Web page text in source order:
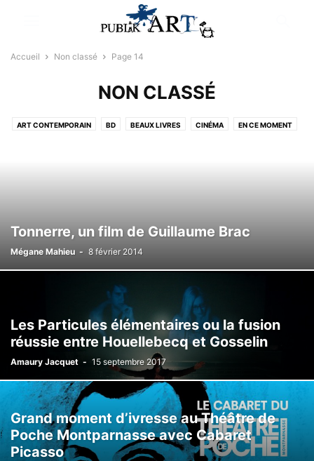
Accueil Non classé Page 14
NON CLASSÉ
ART CONTEMPORAIN BD BEAUX LIVRES CINÉMA EN CE MOMENT
Tonnerre, un film de Guillaume Brac
Mégane Mahieu - 8 février 2014
Les Particules élémentaires ou la fusion
réussie entre Houellebecq et Gosselin
Amaury Jacquet - 15 septembre 2017
Grand moment d’ivresse au Théâtre de
Poche Montparnasse avec Cabaret
Picasso